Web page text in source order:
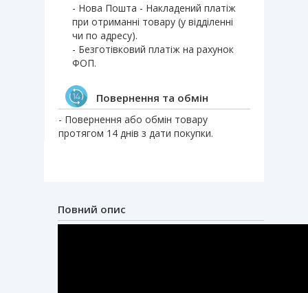
- Нова Пошта - Накладений платіж
при отриманні товару (у відділенні
чи по адресу).
- Безготівковий платіж на рахунок
ФОП.
Повернення та обмін
- Повернення або обмін товару
протягом 14 днів з дати покупки.
Повний опис